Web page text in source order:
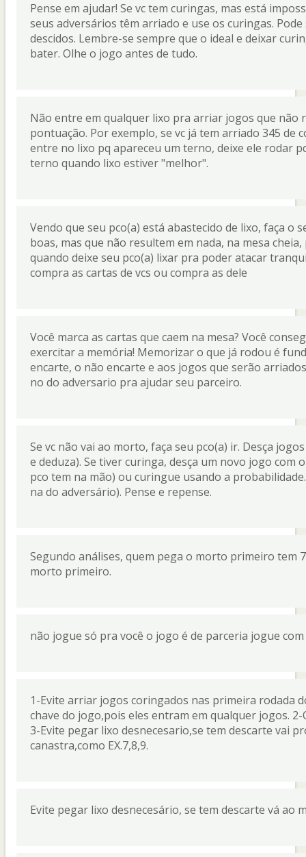
Pense em ajudar! Se vc tem curingas, mas está
seus adversários têm arriado e use os curingas.
descidos. Lembre-se sempre que o ideal e deixar
bater. Olhe o jogo antes de tudo.
Não entre em qualquer lixo pra arriar jogos que não
pontuação. Por exemplo, se vc já tem arriado 345 de
entre no lixo pq apareceu um terno, deixe ele rodar
terno quando lixo estiver "melhor".
Vendo que seu pco(a) está abastecido de lixo, faça o
boas, mas que não resultem em nada, na mesa
quando deixe seu pco(a) lixar pra poder atacar
compra as cartas de vcs ou compra as dele
Você marca as cartas que caem na mesa? Você
exercitar a memória! Memorizar o que já rodou é
encarte, o não encarte e aos jogos que serão
no do adversario pra ajudar seu parceiro.
Se vc não vai ao morto, faça seu pco(a) ir. Desça
e deduza). Se tiver curinga, desça um novo jogo
pco tem na mão) ou curingue usando a
na do adversário). Pense e repense.
Segundo análises, quem pega o morto primeiro tem
morto primeiro.
não jogue só pra você o jogo é de parceria jogue
1-Evite arriar jogos coringados nas primeira rodada
chave do jogo,pois eles entram em qualquer jogos.
3-Evite pegar lixo desnecesario,se tem descarte vai
canastra,como EX.7,8,9.
Evite pegar lixo desnecesário, se tem descarte vá ao